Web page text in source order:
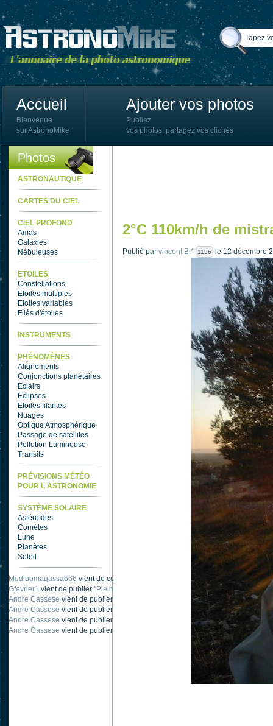
Accueil
Bienvenue
sur AstronoMike
Ajouter vos photos
Publiez
vos photos, partagez vos clichés
Photos
ASTRONAUTIQUE
CARTES DU CIEL
CIEL PROFOND
Amas
Galaxies
Nébuleuses
ETOILES
Constellations
Etoiles multiples
Etoiles variables
Filés d'étoiles
INSTRUMENTS
PHÉNOMÈNES
Alignements
Conjonctions planétaires
Eclairs
Eclipses
Etoiles filantes
Nuages
Optique Atmosphérique
Passage de satellites
Pollution Lumineuse
Transits
PRÉVISIONS MÉTÉO
POUR L'ASTRONOMIE
SYSTÈME SOLAIRE
Astéroïdes
Comètes
Lune
Planètes
Soleil
Modibomagassa666 vient de commenter " Ombre portée d'une traînée d'avion".
Gfevrier1 vient de publier "Pleine Lune - 9 Aout 205
Andre Cassese vient de publier "
Tache solaire 18 juin 2021 lunette 120 mm
Andre Cassese vient de publier "
Tache solaire 21 juin 2021 lunette halpha 120
Andre Cassese vient de publier "
taches solaires et zone active halpha 27 juin
Andre Cassese vient de publier " Protuberance explosive 9 juin 2021 lunette
2°C 110km/h de
Publié par vincent B.* 1136 le 12 décembre